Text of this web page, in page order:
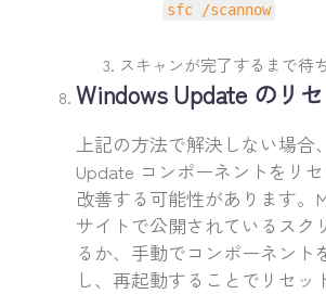
sfc /scannow
スキャンが完了するまで待
Windows Update のリ
上記の方法で解決しない場合
Update コンポーネントをリ
改善する可能性があります。
サイトで公開されているスク
るか、手動でコンポーネント
し、再起動することでリセッ